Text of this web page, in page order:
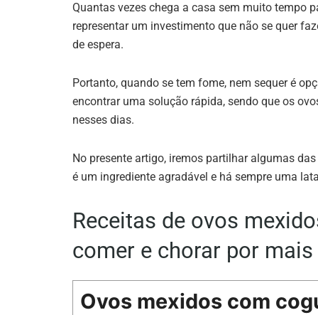
Quantas vezes chega a casa sem muito tempo
representar um investimento que não se quer
de espera.
Portanto, quando se tem fome, nem sequer é
encontrar uma solução rápida, sendo que os
nesses dias.
No presente artigo, iremos partilhar algumas
é um ingrediente agradável e há sempre uma
Receitas de ovos
comer e chorar por mais
Ovos mexidos com